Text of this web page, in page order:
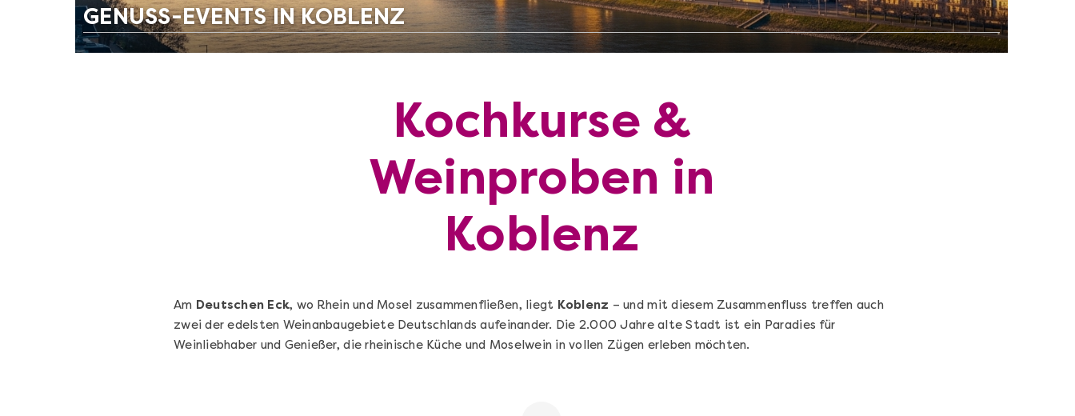
GENUSS-EVENTS IN KOBLENZ
Kochkurse &
Weinproben in
Koblenz
Am Deutschen Eck, wo Rhein und Mosel zusammenfließen, liegt Koblenz – und mit diesem Zusammenfluss treffen auch
zwei der edelsten Weinanbaugebiete Deutschlands aufeinander. Die 2.000 Jahre alte Stadt ist ein Paradies für
Weinliebhaber und Genießer, die rheinische Küche und Moselwein in vollen Zügen erleben möchten.